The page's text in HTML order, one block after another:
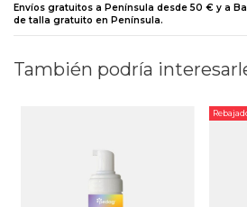
Envíos gratuitos a Península desde 50 € y a
de talla gratuito en Península.
También podría